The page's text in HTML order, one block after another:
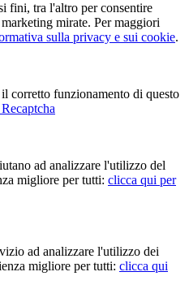
fini, tra l'altro per consentire
mirate. Per maggiori
sulla privacy e sui cookie.
corretto funzionamento di questo
ad analizzare l'utilizzo del
migliore per tutti: clicca qui per
ad analizzare l'utilizzo dei
migliore per tutti: clicca qui